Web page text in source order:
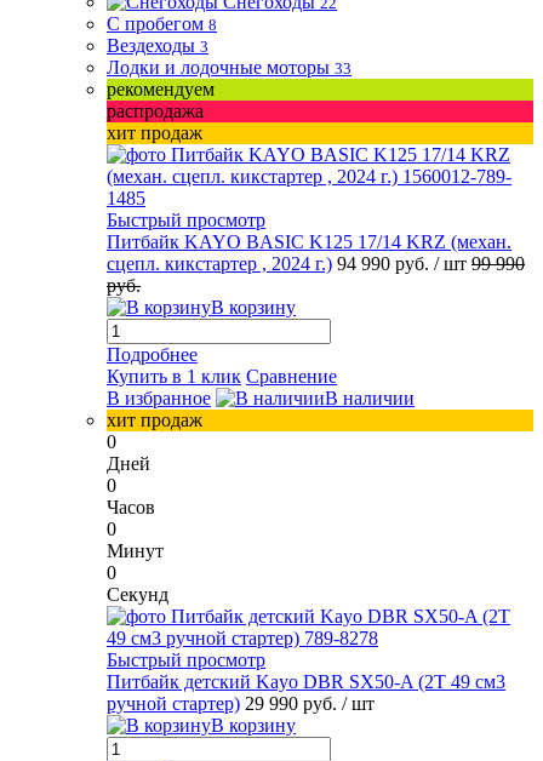
С пробегом 8
Вездеходы 3
Лодки и лодочные моторы 33
рекомендуем
распродажа
хит продаж
Быстрый просмотр
Питбайк KAYO BASIC K125 17/14 KRZ (механ.
сцепл. кикстартер , 2024 г.) 94 990 руб. / шт 99 990
руб.
В корзину
Подробнее
Купить в 1 клик Сравнение
В избранное
В наличии
хит продаж
0
Дней
0
Часов
0
Минут
0
Секунд
Быстрый просмотр
Питбайк детский Kayo DBR SX50-A (2T 49 см3
ручной стартер) 29 990 руб. / шт
В корзину